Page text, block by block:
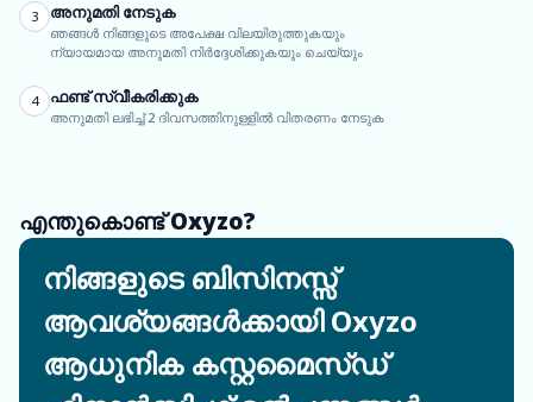
3 അനുമതി നേടുക
ഞങ്ങൾ നിങ്ങളുടെ അപേക്ഷ വിലയിരുത്തുകയും
ന്യായമായ അനുമതി നിർദ്ദേശിക്കുകയും ചെയ്യും
4 ഫണ്ട് സ്വീകരിക്കുക
അനുമതി ലഭിച്ച് 2 ദിവസത്തിനുള്ളിൽ വിതരണം നേടുക
എന്തുകൊണ്ട് Oxyzo?
നിങ്ങളുടെ ബിസിനസ്സ്
ആവശ്യങ്ങൾക്കായി Oxyzo
ആധുനിക കസ്റ്റമൈസ്ഡ്